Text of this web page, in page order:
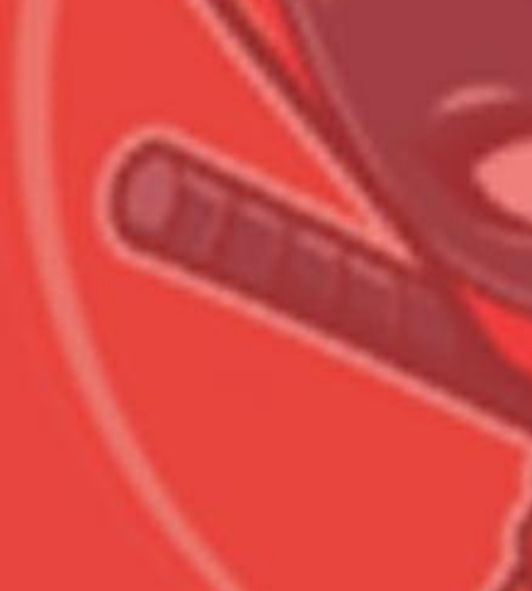
Всего товара в корзине
Сумма к оплате (без